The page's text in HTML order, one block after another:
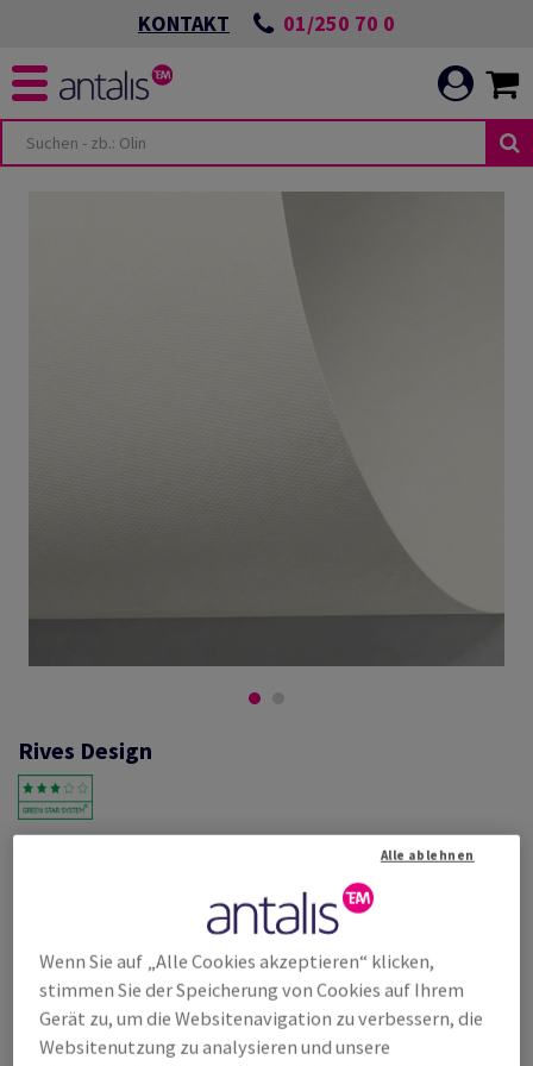
KONTAKT 01/250 70 0
Rives Design
Rives Design, natur, 250g/m2, beidseitig feinmaschengeprägt,
holzfrei ECF, 275µm, 700mm x 1000mm, B1, SB, Paket zu 100
Bogen/Blatt, FSC Mix Credit
Weitere Produktinformationen
Produkt weiterempfehlen
Listenpreis
€ 2 115,78 23,91% Rabatt
Wenn Sie auf „Alle Cookies akzeptieren“ klicken,
stimmen Sie der Speicherung von Cookies auf Ihrem
Gerät zu, um die Websitenavigation zu verbessern, die
Websitenutzung zu analysieren und unsere
Alle ablehnen